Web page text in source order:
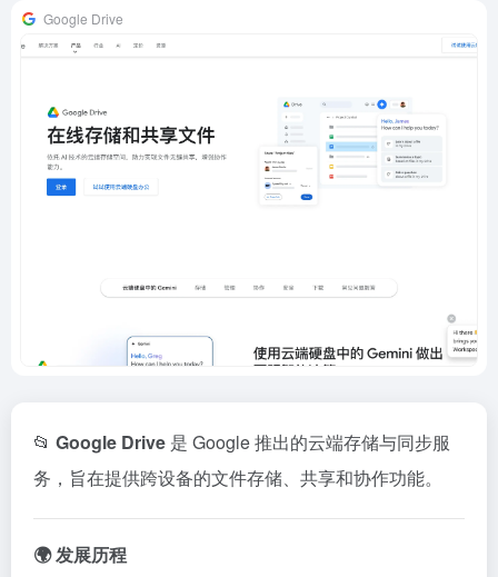
Google Drive
📂 Google Drive 是 Google 推出的云端存储与同步服
务，旨在提供跨设备的文件存储、共享和协作功能。
🌍 发展历程